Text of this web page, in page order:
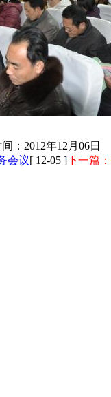
：2012年12月06日
会议[ 12-05 ]下一篇：